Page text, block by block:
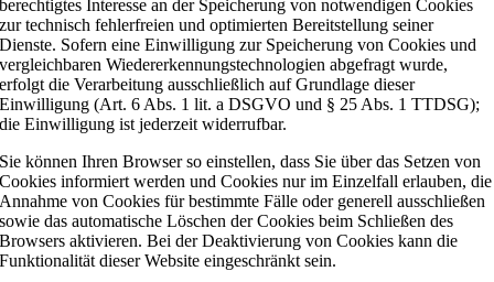
berechtigtes Interesse an der Speicherung von notwendigen Cookies
zur technisch fehlerfreien und optimierten Bereitstellung seiner
Dienste. Sofern eine Einwilligung zur Speicherung von Cookies und
vergleichbaren Wiedererkennungstechnologien abgefragt wurde,
erfolgt die Verarbeitung ausschließlich auf Grundlage dieser
Einwilligung (Art. 6 Abs. 1 lit. a DSGVO und § 25 Abs. 1 TTDSG);
die Einwilligung ist jederzeit widerrufbar.
Sie können Ihren Browser so einstellen, dass Sie über das Setzen von
Cookies informiert werden und Cookies nur im Einzelfall erlauben, die
Annahme von Cookies für bestimmte Fälle oder generell ausschließen
sowie das automatische Löschen der Cookies beim Schließen des
Browsers aktivieren. Bei der Deaktivierung von Cookies kann die
Funktionalität dieser Website eingeschränkt sein.